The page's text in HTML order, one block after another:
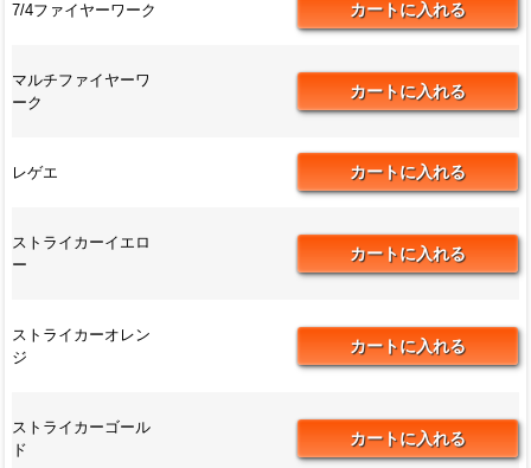
7/4ファイヤーワーク
マルチファイヤーワ
ーク
レゲエ
ストライカーイエロ
ー
ストライカーオレン
ジ
ストライカーゴール
ド